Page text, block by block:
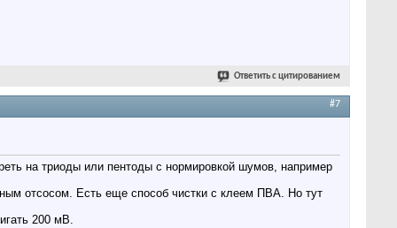
Ответить с цитированием
#7
на триоды или пентоды с нормировкой шумов, например
отсосом. Есть еще способ чистки с клеем ПВА. Но тут
200 мВ.